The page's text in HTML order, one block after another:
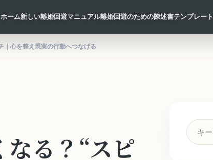
ホーム新しい離婚回避マニュアル離婚回避のための陳述書テンプレート
｜心を整え現実の行動へつなげる
る？“スピ
検
索